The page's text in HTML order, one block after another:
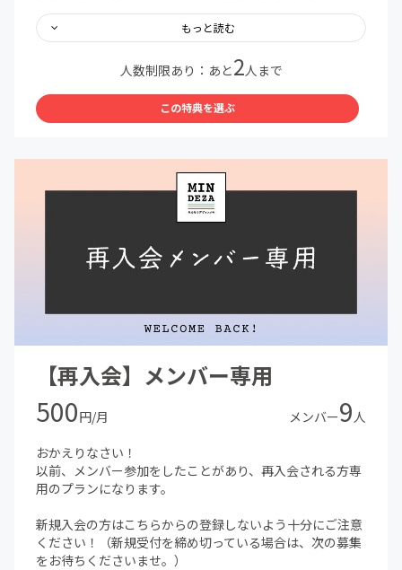
す。
https://discord.com/register
※※参加完了時にやって頂くこと※※
━━━
す。そちらからDiscordと連携を行うと、当コミュニティ
のDiscordサーバーへ参加することができます。
もっと読む
人数制限あり：あと2人まで
この特典を選ぶ
【再入会】メンバー専用
500円/月 メンバー9 人
おかえりなさい！
以前、メンバー参加をしたことがあり、再入会される方専
用のプランになります。
新規入会の方はこちらからの登録しないよう十分にご注意
ください！（新規受付を締め切っている場合は、次の募集
をお待ちくださいませ。）